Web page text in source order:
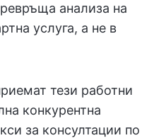
анализа на
услуга, а не в
тези работни
конкурентна
за консултации по